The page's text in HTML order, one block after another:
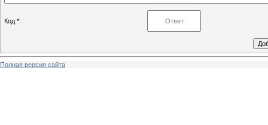
Код *:
Полная версия сайта